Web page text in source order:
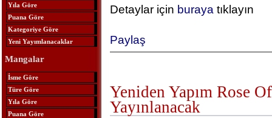
Yıla Göre
Puana Göre
Kategoriye Göre
Yeni Yayımlanacaklar
Mangalar
İsme Göre
Türe Göre
Yıla Göre
Puana Göre
Detaylar için buraya tıklayın
Paylaş
Yeniden Yapım Rose
Yayınlanacak